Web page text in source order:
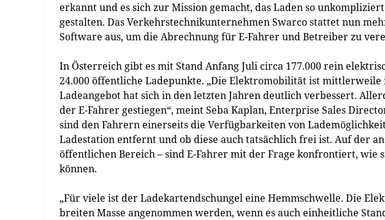
erkannt und es sich zur Mission gemacht, das Laden so
gestalten. Das Verkehrstechnikunternehmen Swarco stattet nun
Software aus, um die Abrechnung für E-Fahrer und Betreiber zu
In Österreich gibt es mit Stand Anfang Juli circa 177.000 rein
24.000 öffentliche Ladepunkte. „Die Elektromobilität ist mittlerweile
Ladeangebot hat sich in den letzten Jahren deutlich verbessert.
der E-Fahrer gestiegen“, meint Seba Kaplan, Enterprise Sales
sind den Fahrern einerseits die Verfügbarkeiten von
Ladestation entfernt und ob diese auch tatsächlich frei ist. Auf der
öffentlichen Bereich – sind E-Fahrer mit der Frage konfrontiert, wie
können.
„Für viele ist der Ladekartendschungel eine Hemmschwelle. Die
breiten Masse angenommen werden, wenn es auch einheitliche